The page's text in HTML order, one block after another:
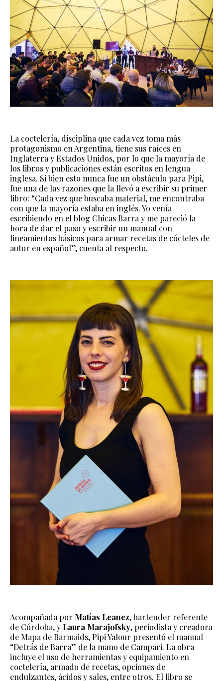
La coctelería, disciplina que cada vez toma más
protagonismo en Argentina, tiene sus raíces en
Inglaterra y Estados Unidos, por lo que la mayoría de
los libros y publicaciones están escritos en lengua
inglesa. Si bien esto nunca fue un obstáculo para Pipi,
fue una de las razones que la llevó a escribir su primer
libro: “Cada vez que buscaba material, me encontraba
con que la mayoría estaba en inglés. Yo venía
escribiendo en el blog Chicas Barra y me pareció la
hora de dar el paso y escribir un manual con
lineamientos básicos para armar recetas de cócteles de
autor en español”, cuenta al respecto.
Acompañada por Matías Leanez, bartender referente
de Córdoba, y Laura Marajofsky, periodista y creadora
de Mapa de Barmaids, Pipi Yalour presentó el manual
“Detrás de Barra” de la mano de Campari. La obra
incluye el uso de herramientas y equipamiento en
coctelería, armado de recetas, opciones de
endulzantes, ácidos y sales, entre otros. El libro se